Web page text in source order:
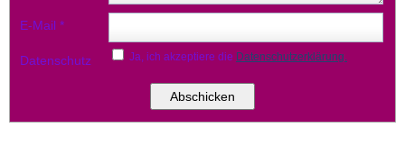
E-Mail *
Datenschutz Ja, ich akzeptiere die Datenschutzerklärung.